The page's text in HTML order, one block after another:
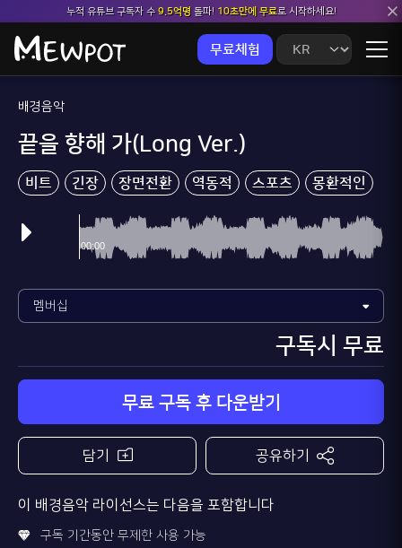
누적 유튜브 구독자 수9.5억명돌파! 10초만에 무료로 시작하세요!
무료체험
배경음악
끝을 향해 가(Long Ver.)
비트 긴장 장면전환 역동적 스포츠 몽환적인
구독시 무료
무료 구독 후 다운받기
담기 공유하기
이 배경음악 라이선스는 다음을 포함합니다
구독 기간동안 무제한 사용 가능